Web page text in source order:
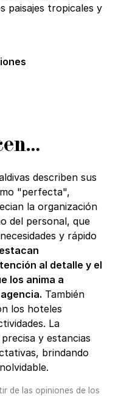
paisajes tropicales y
describen sus
"perfecta",
la organización
del personal, que
y rápido
al detalle y el
los anima a
También
los hoteles
La
y estancias
brindando
de las opiniones de los